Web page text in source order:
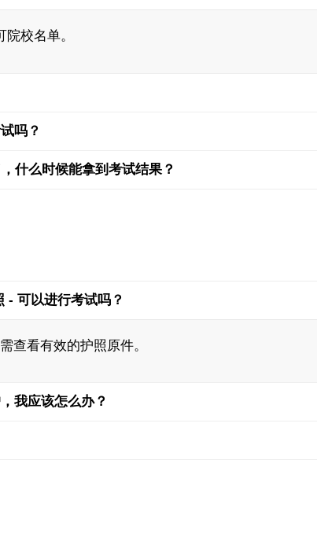
院校名单。
吗？
什么时候能拿到考试结果？
- 可以进行考试吗？
查看有效的护照原件。
我应该怎么办？